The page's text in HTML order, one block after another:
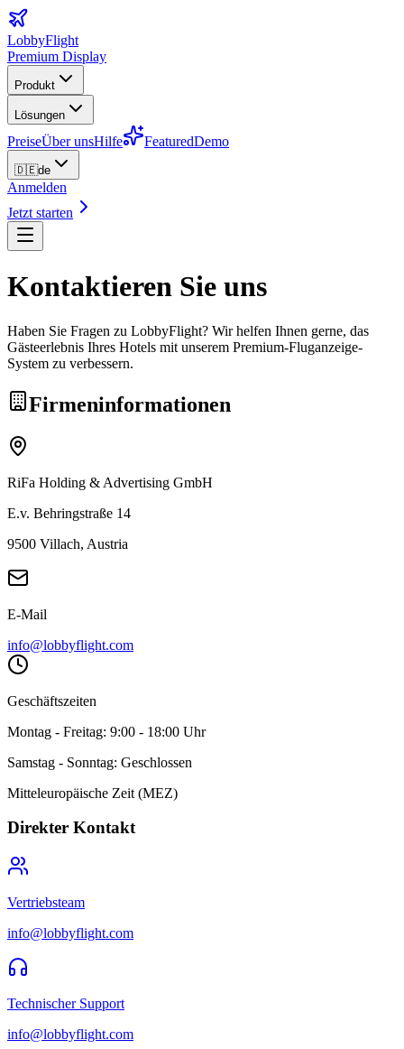
LobbyFlight
Premium Display
Produkt
Lösungen
PreiseÜber unsHilfe FeaturedDemo
🇩🇪de
Anmelden
Jetzt starten
Kontaktieren Sie uns
Haben Sie Fragen zu LobbyFlight? Wir helfen Ihnen gerne, das
Gästeerlebnis Ihres Hotels mit unserem Premium-Fluganzeige-
System zu verbessern.
Firmeninformationen
RiFa Holding & Advertising GmbH
E.v. Behringstraße 14
9500 Villach, Austria
E-Mail
info@lobbyflight.com
Geschäftszeiten
Montag - Freitag: 9:00 - 18:00 Uhr
Samstag - Sonntag: Geschlossen
Mitteleuropäische Zeit (MEZ)
Direkter Kontakt
Vertriebsteam
info@lobbyflight.com
Technischer Support
info@lobbyflight.com